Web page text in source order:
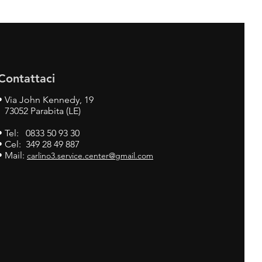
Via John Kennedy, 19
73052 Parabita (LE)
Tel: 0833 50 93 30
Cel: 349 28 49 887
Mail: carlino3.service.center@gmail.com